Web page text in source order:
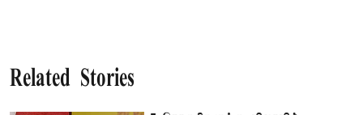
Related Stories